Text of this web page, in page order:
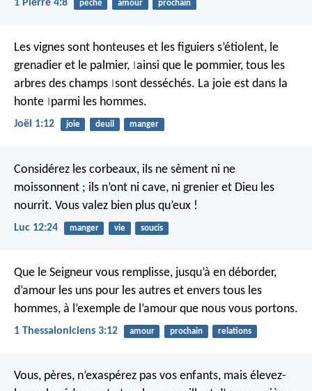
1 Pierre 4:8 péché amour prochain
Les vignes sont honteuses et les figuiers s’étiolent, le
grenadier et le palmier, ainsi que le pommier, tous les
arbres des champs sont desséchés. La joie est dans la
honte parmi les hommes.
Joël 1:12 joie deuil manger
Considérez les corbeaux, ils ne sèment ni ne
moissonnent ; ils n’ont ni cave, ni grenier et Dieu les
nourrit. Vous valez bien plus qu’eux !
Luc 12:24 manger vie soucis
Que le Seigneur vous remplisse, jusqu’à en déborder,
d’amour les uns pour les autres et envers tous les
hommes, à l’exemple de l’amour que nous vous portons.
1 Thessaloniciens 3:12 amour prochain relations
Vous, pères, n’exaspérez pas vos enfants, mais élevez-